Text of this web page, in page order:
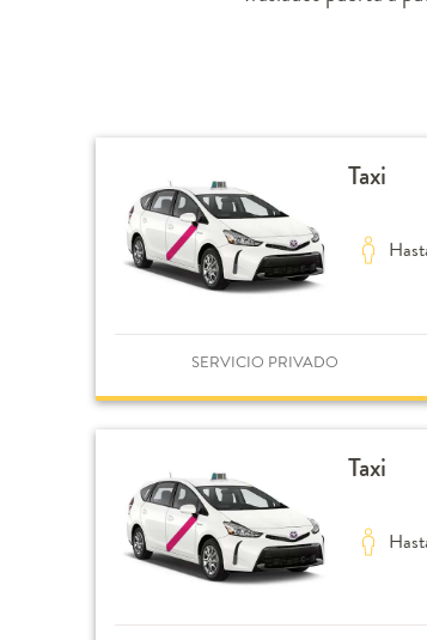
Taxi
SERVICIO PRIVADO
Taxi